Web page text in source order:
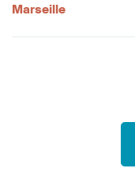
Marseille